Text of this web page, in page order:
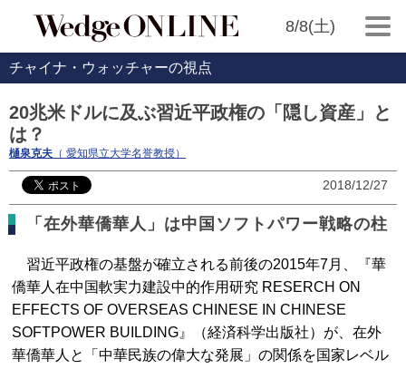
8/8(土)
チャイナ・ウォッチャーの視点
20兆米ドルに及ぶ習近平政権の「隠し資産」と
は？
樋泉克夫 （ 愛知県立大学名誉教授）
2018/12/27
「在外華僑華人」は中国ソフトパワー戦略の柱
習近平政権の基盤が確立される前後の2015年7月、『華
僑華人在中国軟実力建設中的作用研究 RESERCH ON
EFFECTS OF OVERSEAS CHINESE IN CHINESE
SOFTPOWER BUILDING』（経済科学出版社）が、在外
華僑華人と「中華民族の偉大な発展」の関係を国家レベル